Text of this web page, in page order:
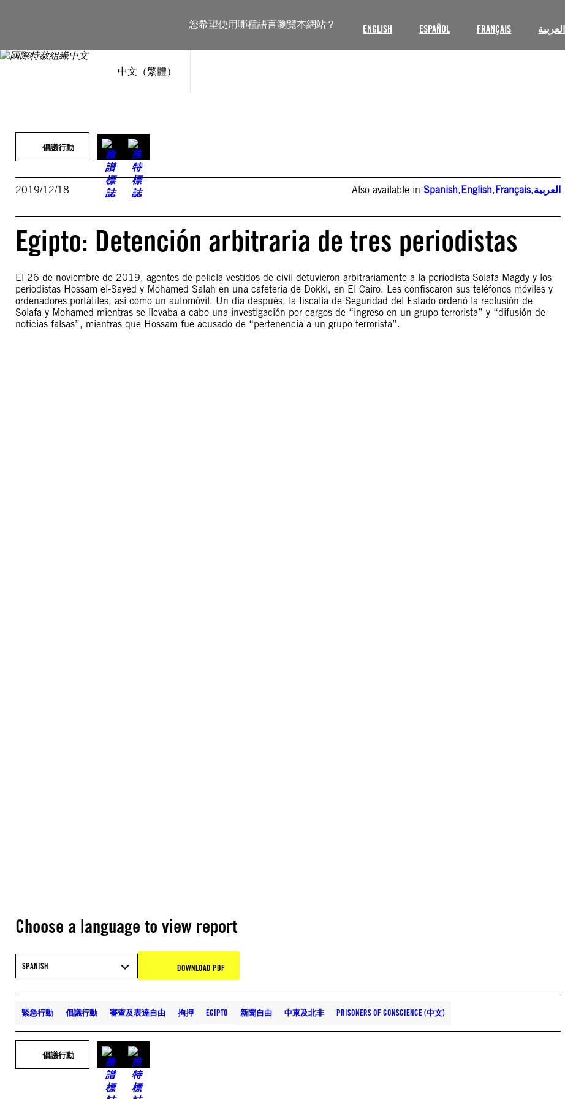
您希望使用哪種語言瀏覽本網站？ ENGLISH ESPAÑOL FRANÇAIS العربية
中文（繁體）
內
倡議行動
2019/12/18 Also available inSpanish,English,Français,العربية
Egipto: Detención arbitraria de tres periodistas
El 26 de noviembre de 2019, agentes de policía vestidos de civil detuvieron arbitrariamente a la periodista Solafa Magdy y los
periodistas Hossam el-Sayed y Mohamed Salah en una cafetería de Dokki, en El Cairo. Les confiscaron sus teléfonos móviles y
ordenadores portátiles, así como un automóvil. Un día después, la fiscalía de Seguridad del Estado ordenó la reclusión de
Solafa y Mohamed mientras se llevaba a cabo una investigación por cargos de “ingreso en un grupo terrorista” y “difusión de
noticias falsas”, mientras que Hossam fue acusado de “pertenencia a un grupo terrorista”.
Choose a language to view report
SPANISH DOWNLOAD PDF
緊急行動 倡議行動 審查及表達自由 拘押 EGIPTO 新聞自由 中東及北非 PRISONERS OF CONSCIENCE (中文)
倡議行動